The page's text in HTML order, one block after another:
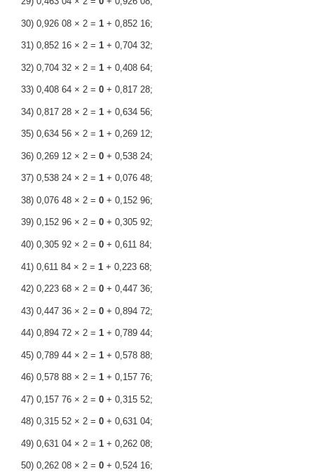
30) 0,926 08 × 2 = 1+ 0,852 16;
31) 0,852 16 × 2 = 1+ 0,704 32;
32) 0,704 32 × 2 = 1+ 0,408 64;
33) 0,408 64 × 2 = 0+ 0,817 28;
34) 0,817 28 × 2 = 1+ 0,634 56;
35) 0,634 56 × 2 = 1+ 0,269 12;
36) 0,269 12 × 2 = 0+ 0,538 24;
37) 0,538 24 × 2 = 1+ 0,076 48;
38) 0,076 48 × 2 = 0+ 0,152 96;
39) 0,152 96 × 2 = 0+ 0,305 92;
40) 0,305 92 × 2 = 0+ 0,611 84;
41) 0,611 84 × 2 = 1+ 0,223 68;
42) 0,223 68 × 2 = 0+ 0,447 36;
43) 0,447 36 × 2 = 0+ 0,894 72;
44) 0,894 72 × 2 = 1+ 0,789 44;
45) 0,789 44 × 2 = 1+ 0,578 88;
46) 0,578 88 × 2 = 1+ 0,157 76;
47) 0,157 76 × 2 = 0+ 0,315 52;
48) 0,315 52 × 2 = 0+ 0,631 04;
49) 0,631 04 × 2 = 1+ 0,262 08;
50) 0,262 08 × 2 = 0+ 0,524 16;